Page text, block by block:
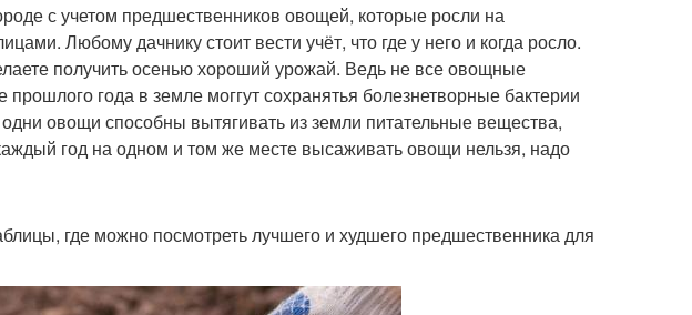
с учетом предшественников овощей, которые росли на
Любому дачнику стоит вести учёт, что где у него и когда росло.
получить осенью хороший урожай. Ведь не все овощные
года в земле моггут сохранятья болезнетворные бактерии
овощи способны вытягивать из земли питательные вещества,
год на одном и том же месте высаживать овощи нельзя, надо
где можно посмотреть лучшего и худшего предшественника для